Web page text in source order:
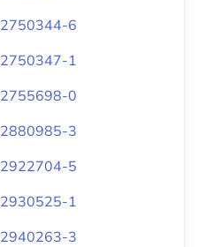
2750344-6
2750347-1
2755698-0
2880985-3
2922704-5
2930525-1
2940263-3